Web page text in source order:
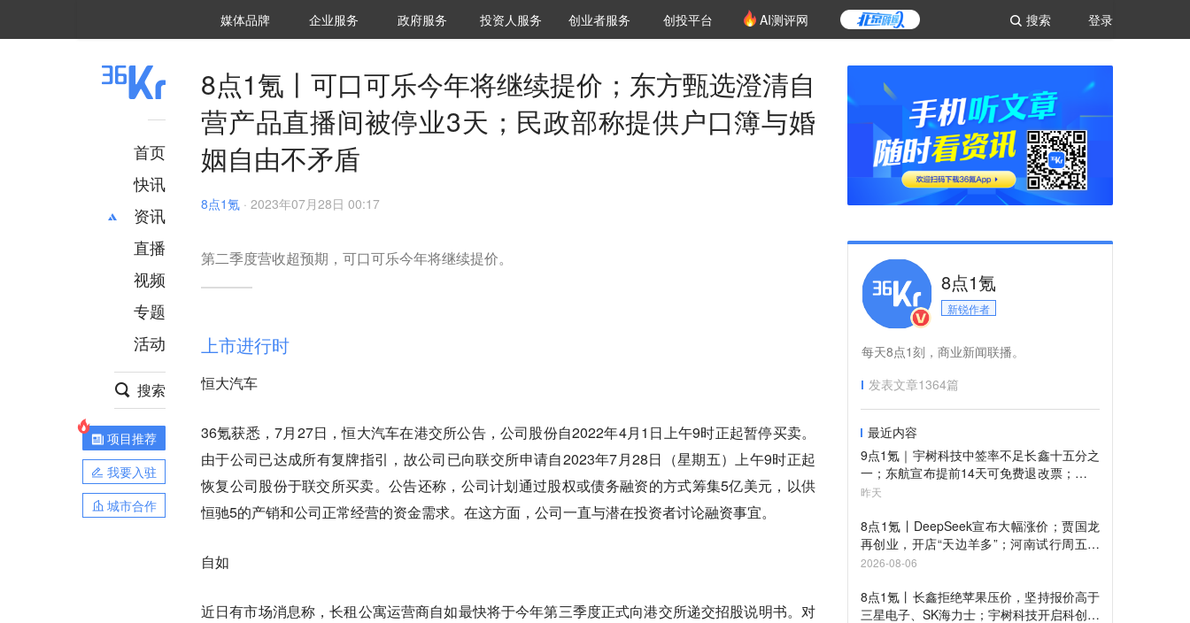
登录
搜索
媒体品牌 36Kr研究院
企业服务 城市之窗
政府服务 VClub投资机构库
投资机构职位推介
投资人服务 创投氪堂
创业者服务 创投平台 AI测评网
首页
快讯
资讯
推荐
财经
项目推荐
安徽
直播
视频
专题
活动
搜索
项目推荐
我要入驻
城市合作
8点1氪丨可口可乐今年将继续提价；东方甄选澄清自
营产品直播间被停业3天；民政部称提供户口簿与婚
姻自由不矛盾
8点1氪 · 2023年07月28日 00:17
第二季度营收超预期，可口可乐今年将继续提价。
上市进行时
恒大汽车
36氪获悉，7月27日，恒大汽车在港交所公告，公司股份自2022年4月1日上午9时正起暂停买卖。
由于公司已达成所有复牌指引，故公司已向联交所申请自2023年7月28日（星期五）上午9时正起
恢复公司股份于联交所买卖。公告还称，公司计划通过股权或债务融资的方式筹集5亿美元，以供
恒驰5的产销和公司正常经营的资金需求。在这方面，公司一直与潜在投资者讨论融资事宜。
自如
近日有市场消息称，长租公寓运营商自如最快将于今年第三季度正式向港交所递交招股说明书。对
8点1氪
新锐作者
每天8点1刻，商业新闻联播。
发表文章1364篇
最近内容
9点1氪｜宇树科技中签率不足长鑫十五分之
一；东航宣布提前14天可免费退改票；雪佛
兰将停止在华销售
昨天
8点1氪丨DeepSeek宣布大幅涨价；贾国龙
再创业，开店“天边羊多”；河南试行周五下
午弹性离岗
2026-08-06
8点1氪丨长鑫拒绝苹果压价，坚持报价高于
三星电子、SK海力士；宇树科技开启科创板